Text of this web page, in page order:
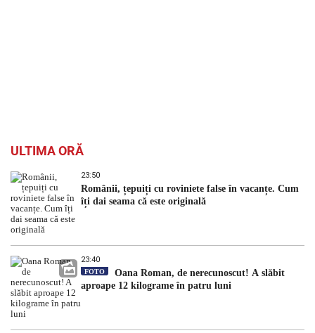
ULTIMA ORĂ
23:50
Românii, țepuiți cu roviniete false în vacanțe. Cum
îți dai seama că este originală
23:40
FOTO
Oana Roman, de nerecunoscut! A slăbit
aproape 12 kilograme în patru luni